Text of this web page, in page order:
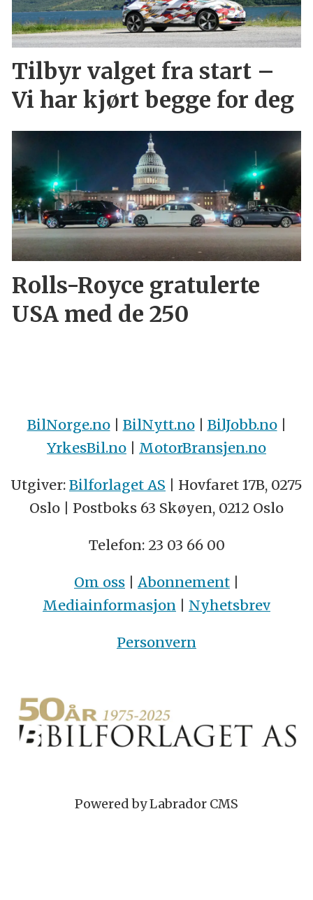
Tilbyr valget fra start –
Vi har kjørt begge for deg
Rolls-Royce gratulerte
USA med de 250
BilNorge.no| BilNytt.no| BilJobb.no|
YrkesBil.no | MotorBransjen.no
Utgiver: Bilforlaget AS | Hovfaret 17B, 0275
Oslo | Postboks 63 Skøyen, 0212 Oslo
Telefon: 23 03 66 00
Om oss | Abonnement |
Mediainformasjon | Nyhetsbrev
Personvern
Powered by Labrador CMS